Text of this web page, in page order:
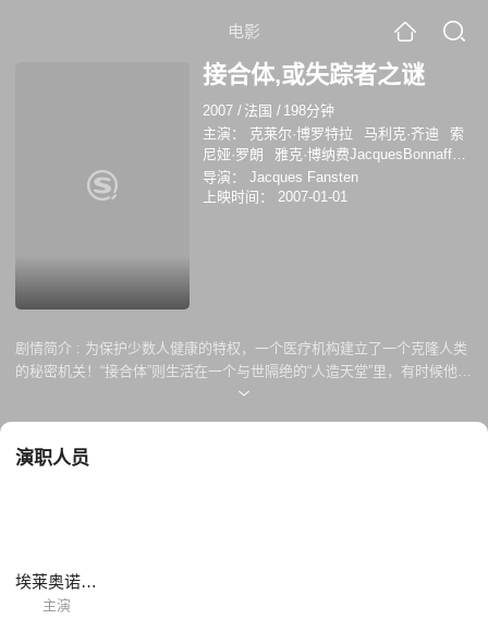
电影
接合体,或失踪者之谜
2007 / 法国 / 198分钟
主演：
克莱尔·博罗特拉 马利克·齐迪
索
尼娅·罗朗
雅克·博纳费JacquesBonnaffé
克莱芒丝·布埃ClémenceBoué
伊莎琳德·吉奥瓦吉利
埃莱奥诺尔·普里亚
导演：
Jacques Fansten
上映时间：
2007-01-01
剧情简介 : 为保护少数人健康的特权，一个医疗机构建立了一个克隆人类
的秘密机关！“接合体”则生活在一个与世隔绝的“人造天堂”里，有时候他们
其中的一些人会突然消失得无影无踪，有时候他们会带着残疾或病态的身
醉后醒来在一个陌生的世界里。她恐惧地逃到了一座陌生的岛上，躲藏在
演职人员
埃莱奥诺尔·普里亚
主演